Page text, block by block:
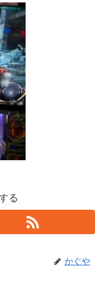
る
かぐや